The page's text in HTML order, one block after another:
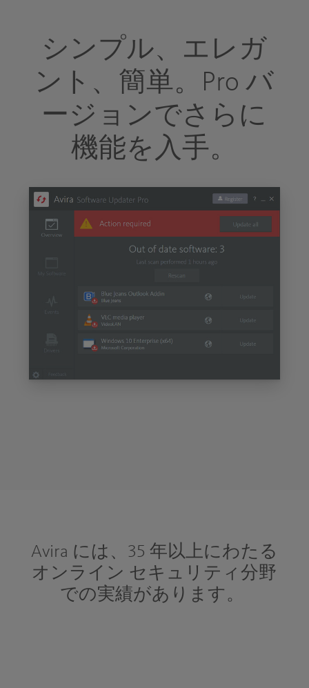
シンプル、エレガ
ント、簡単。Pro バ
ージョンでさらに
機能を入手。
Avira には、35 年以上にわたる
オンライン セキュリティ分野
での実績があります。